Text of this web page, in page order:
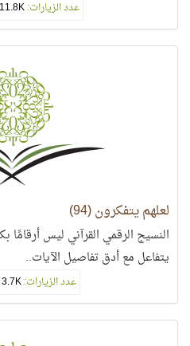
عدد الزيارات:11.8K
لعلهم يتفكرون (94)
النسيج الرقمي القرآني ليس
يتفاعل مع أدق تفاصيل الآيات..
عدد الزيارات: